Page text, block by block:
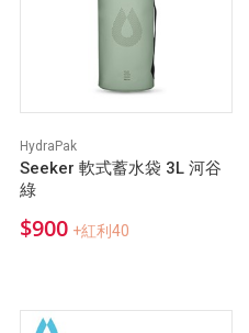
HydraPak
Seeker 軟式蓄水袋 3L 河谷
綠
$900 +紅利40